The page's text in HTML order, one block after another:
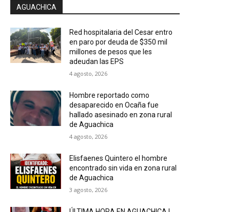
AGUACHICA
Red hospitalaria del Cesar entro
en paro por deuda de $350 mil
millones de pesos que les
adeudan las EPS
4 agosto, 2026
Hombre reportado como
desaparecido en Ocaña fue
hallado asesinado en zona rural
de Aguachica
4 agosto, 2026
Elisfaenes Quintero el hombre
encontrado sin vida en zona rural
de Aguachica
3 agosto, 2026